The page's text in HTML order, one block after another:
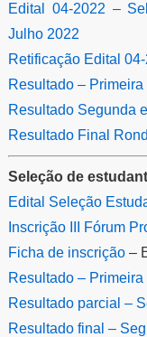
Edital 04-2022 –
Julho 2022
Retificação Edital
Resultado – Primeira
Resultado Segunda
Resultado Final
Seleção de
Edital Seleção
Inscrição III Fórum
Ficha de inscrição–
Resultado – Primeira
Resultado parcial –
Resultado final –